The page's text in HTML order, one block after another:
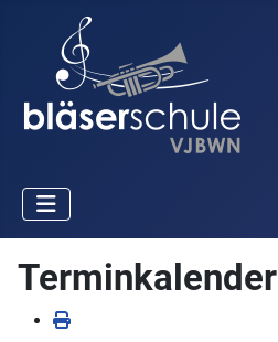
Terminkalender